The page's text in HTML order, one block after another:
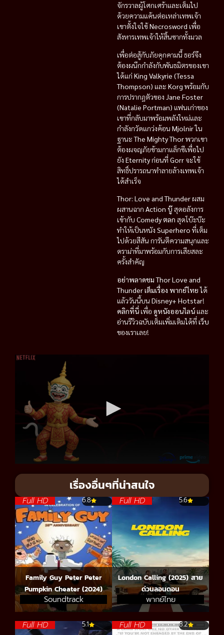
จักรวาลผู้โศกเศร้าและเต็มไป
ด้วยความแค้นต่อเหล่าเทพเจ้า
เขาตั้งใจใช้Necrosword เพื่อ
สังหารเทพเจ้าให้สิ้นซากทั้งมวล
เพื่อต่อสู้กับภัยคุกคามนี้ ธอร์จึง
ต้องผนึกกำลังกับพันธมิตรของเขา
ได้แก่ King Valkyrie (Tessa
Thompson) และ Korg พร้อมกับ
การปรากฏตัวของ Jane Foster
(Natalie Portman) แฟนเก่าของ
เขาที่กลับมาพร้อมพลังใหม่และ
กำลังกวัดแกว่งค้อน Mjolnirใน
ฐานะThe Mighty Thorพวกเขา
ต้องผจญภัยข้ามกาแล็กซีเพื่อไป
ยัง Eternityก่อนที่ Gorr จะใช้
สิทธิ์ปรารถนาทำลายล้างเทพเจ้า
ได้สำเร็จ
Thor: Love and Thunder ผสม
ผสานฉาก Action บู๊สุดอลังการ
เข้ากับ Comedy ตลก สุดโบ๊ะบ๊ะ
ทำให้เป็นหนัง Superhero ที่เต็ม
ไปด้วยสีสัน การันตีความสนุกและ
ดราม่าที่มาพร้อมกับการเสียสละ
ครั้งสำคัญ
อย่าพลาดชม Thor Love and
Thunder เต็มเรื่อง พากย์ไทยได้
แล้ววันนี้บน Disney+ Hotstar!
คลิกที่นี่ เพื่อ ดูหนังออนไลน์และ
อ่านรีวิวฉบับเต็มเพิ่มเติมได้ที่ เว็บ
ของเราเลย!
เรื่องอื่นๆที่น่าสนใจ
Full HD 6.8
Family Guy Peter Peter
Pumpkin Cheater (2024)
Soundtrack
Full HD 5.6
London Calling (2025) สาย
ด่วนลอนดอน
พากย์ไทย
Full HD 5.1 Full HD 8.2